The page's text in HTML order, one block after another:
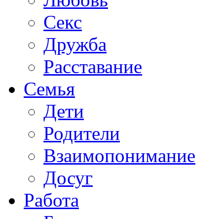
Секс
Дружба
Расставание
Семья
Дети
Родители
Взаимопонимание
Досуг
Работа